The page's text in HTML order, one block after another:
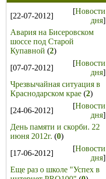
[22-07-2012]
[Новости
дня]
Авария на Бисеровском
шоссе под Старой
Купавной (2)
[07-07-2012]
[Новости
дня]
Чрезвычайная ситуация в
Краснодарском крае (2)
[24-06-2012]
[Новости
дня]
День памяти и скорби. 22
июня 2012г. (0)
[17-06-2012]
[Новости
дня]
Еще раз о школе "Успех в